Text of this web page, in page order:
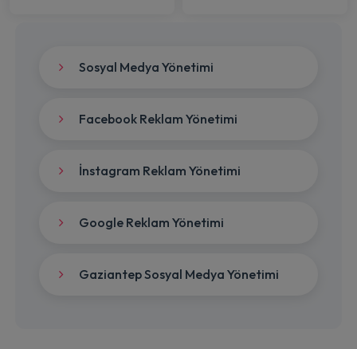
Sosyal Medya Yönetimi
Facebook Reklam Yönetimi
İnstagram Reklam Yönetimi
Google Reklam Yönetimi
Gaziantep Sosyal Medya Yönetimi